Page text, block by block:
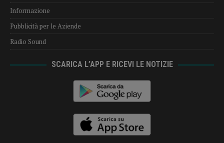
Informazione
Pubblicità per le Aziende
Radio Sound
SCARICA L’APP E RICEVI LE NOTIZIE